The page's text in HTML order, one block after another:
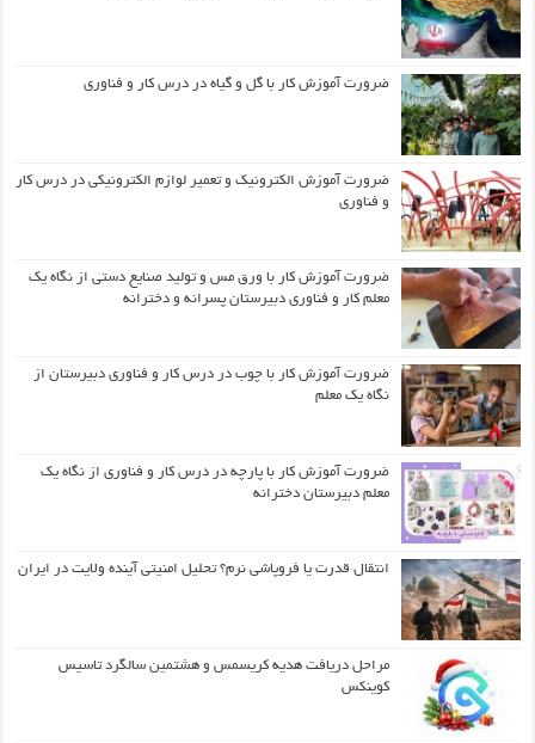
ضرورت آموزش کار با گل و گیاه در درس کار و فناوری
ضرورت آموزش الکترونیک و تعمیر لوازم الکترونیکی در درس کار
و فناوری
ضرورت آموزش کار با ورق مس و تولید صنایع دستی از نگاه یک
معلم کار و فناوری دبیرستان پسرانه و دخترانه
ضرورت آموزش کار با چوب در درس کار و فناوری دبیرستان از
نگاه یک معلم
ضرورت آموزش کار با پارچه در درس کار و فناوری از نگاه یک
معلم دبیرستان دخترانه
انتقال قدرت یا فروپاشی نرم؟ تحلیل امنیتی آینده ولایت در ایران
مراحل دریافت هدیه کریسمس و هشتمین سالگرد تاسیس
کوینکس